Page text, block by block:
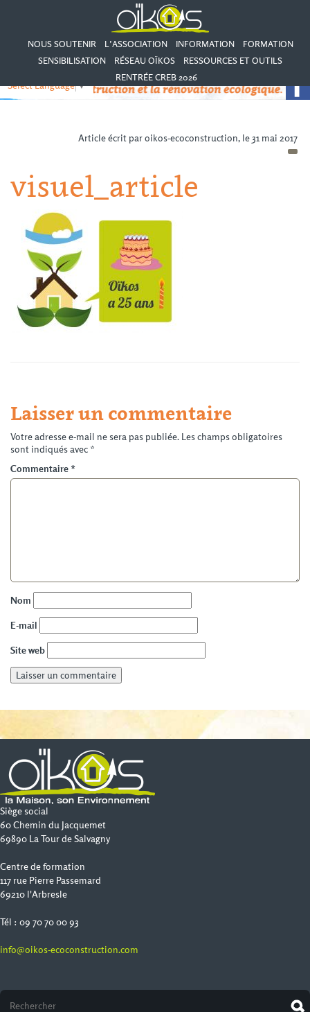
NOUS SOUTENIR L’ASSOCIATION INFORMATION
FORMATION
SENSIBILISATION
RÉSEAU OÏKOS
RESSOURCES ET OUTILS
RENTRÉE CREB 2026
Select Language▼
Article écrit par oikos-ecoconstruction, le 31 mai 2017
visuel_article
Laisser un commentaire
Votre adresse e-mail ne sera pas publiée. Les champs obligatoires
sont indiqués avec *
Commentaire *
Nom
E-mail
Site web
Siège social
60 Chemin du Jacquemet
69890 La Tour de Salvagny
Centre de formation
117 rue Pierre Passemard
69210 l'Arbresle
Tél : 09 70 70 00 93
info@oikos-ecoconstruction.com